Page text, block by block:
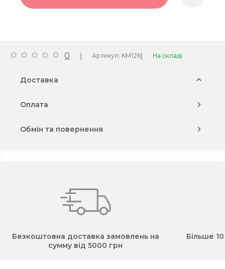
0 | Артикул: KM126| На складі
Доставка
Оплата
Обмін та повернення
Безкоштовна доставка замовлень на
сумму від 5000 грн
Більше